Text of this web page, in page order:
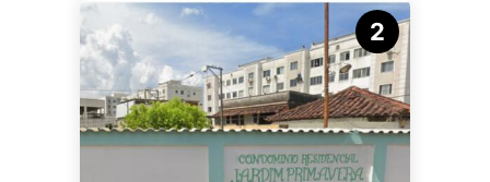
2